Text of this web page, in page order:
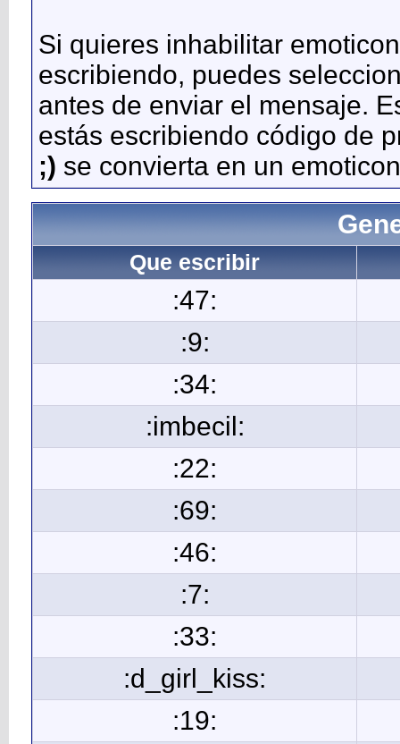
Si quieres inhabilitar
escribiendo, puedes
antes de enviar el mensaje.
estás escribiendo código de
;) se convierta en un
Que escribir
:47:
:9:
:34:
:imbecil:
:22:
:69:
:46:
:7:
:33:
:d_girl_kiss:
:19: